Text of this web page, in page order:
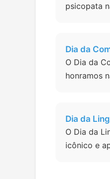
psicopata
Dia da
O Dia da
honramos
Dia da
O Dia da
icônico e